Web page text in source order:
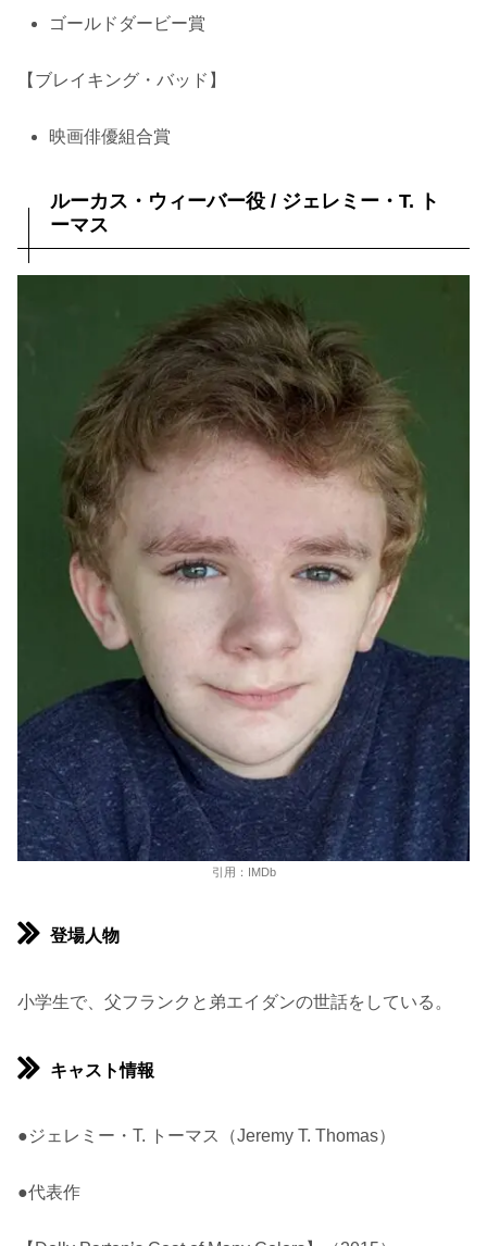
ゴールドダービー賞
【ブレイキング・バッド】
映画俳優組合賞
ルーカス・ウィーバー役 / ジェレミー・T. ト
ーマス
引用：IMDb
登場人物
小学生で、父フランクと弟エイダンの世話をしている。
キャスト情報
●ジェレミー・T. トーマス（Jeremy T. Thomas）
●代表作